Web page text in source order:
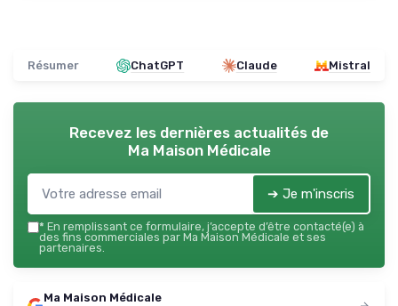
Résumer ChatGPT Claude Mistral
Recevez les dernières actualités de
Ma Maison Médicale
➔ Je m'inscris
* En remplissant ce formulaire, j’accepte d’être contacté(e) à
des fins commerciales par Ma Maison Médicale et ses
partenaires.
Ma Maison Médicale